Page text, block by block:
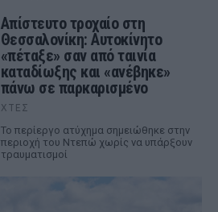
Απίστευτο τροχαίο στη
Θεσσαλονίκη: Αυτοκίνητο
«πέταξε» σαν από ταινία
καταδίωξης και «ανέβηκε»
πάνω σε παρκαρισμένο
ΧΤΕΣ
Το περίεργο ατύχημα σημειώθηκε στην
περιοχή του Ντεπώ χωρίς να υπάρξουν
τραυματισμοί